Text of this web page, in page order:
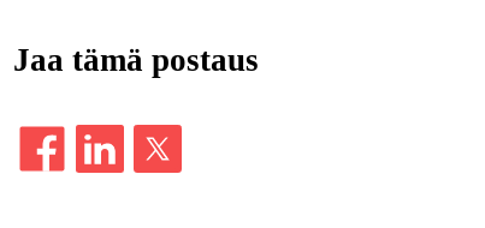
Jaa tämä postaus